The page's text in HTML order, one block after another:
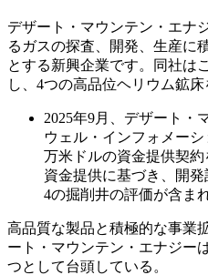
デザート・マウンテン・エナ
るガスの探査、開発、生産に
とする新興企業です。同社は
し、4つの高品位ヘリウム鉱床
2025年9月、デザート・
ウェル・インフォメー
万米ドルの資金提供契
資金提供に基づき、開
4の掘削井の評価が含ま
高品質な製品と積極的な事業
ート・マウンテン・エナジー
つとして台頭している。